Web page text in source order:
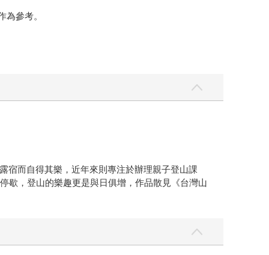
參考。
宿而自得其樂，近年來則專注於辦理親子登山課
歇，登山的樂趣更是與日俱增，作品散見《台灣山